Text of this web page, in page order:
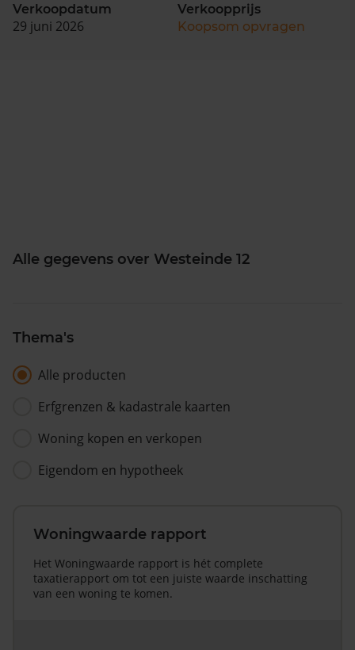
Verkoopdatum
29 juni 2026
Verkoopprijs
Koopsom opvragen
Alle gegevens over Westeinde 12
Thema's
Alle producten
Erfgrenzen & kadastrale kaarten
Woning kopen en verkopen
Eigendom en hypotheek
Woningwaarde rapport
Het Woningwaarde rapport is hét complete
taxatierapport om tot een juiste waarde inschatting
van een woning te komen.